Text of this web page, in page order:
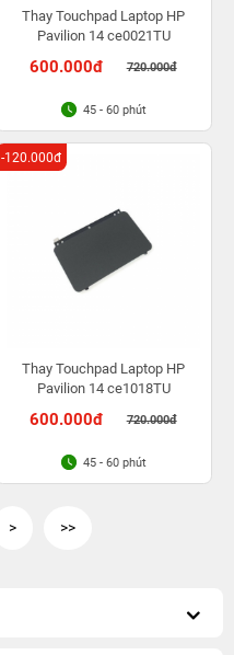
Thay Touchpad Laptop HP
Pavilion 14 ce0021TU
600.000đ 720.000đ
45 - 60 phút
Thay Touchpad Laptop HP
Pavilion 14 ce1018TU
600.000đ 720.000đ
-120.000đ
45 - 60 phút
> >>